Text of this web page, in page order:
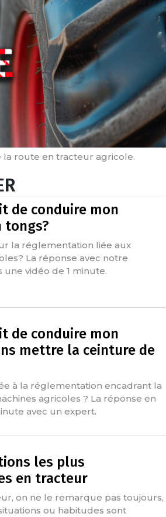
la route en tracteur agricole.
de conduire mon
tongs?
la réglementation liée aux
La réponse avec notre
une vidéo de 1 minute.
de conduire mon
mettre la ceinture de
à la réglementation encadrant la
agricoles ? La réponse en
avec un expert.
les plus
en tracteur
on ne le remarque pas toujours,
ou habitudes sont